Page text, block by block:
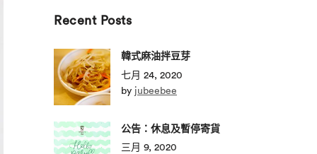
Recent Posts
韓式麻油拌豆芽
七月 24, 2020
by jubeebee
公告：休息及暫停寄貨
三月 9, 2020